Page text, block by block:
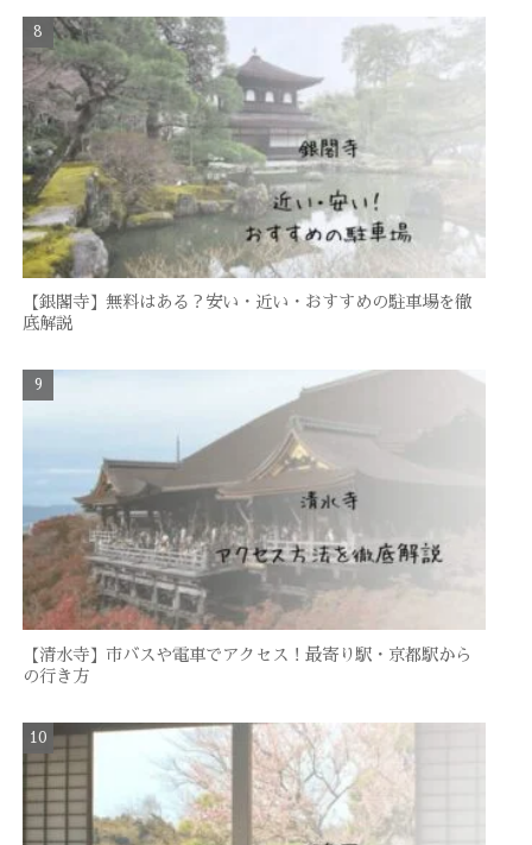
【銀閣寺】無料はある？安い・近い・おすすめの駐車場を徹
底解説
【清水寺】市バスや電車でアクセス！最寄り駅・京都駅から
の行き方